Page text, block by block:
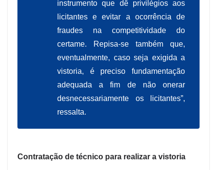
instrumento que dê privilégios aos
licitantes e evitar a ocorrência de
fraudes na competitividade do
certame. Repisa-se também que,
eventualmente, caso seja exigida a
vistoria, é preciso fundamentação
adequada a fim de não onerar
desnecessariamente os licitantes”,
ressalta.
Contratação de técnico para realizar a vistoria